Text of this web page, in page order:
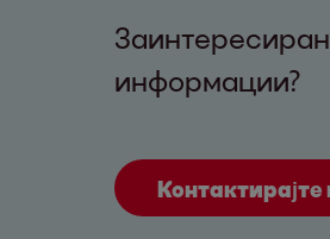
информации?
Контактирајте